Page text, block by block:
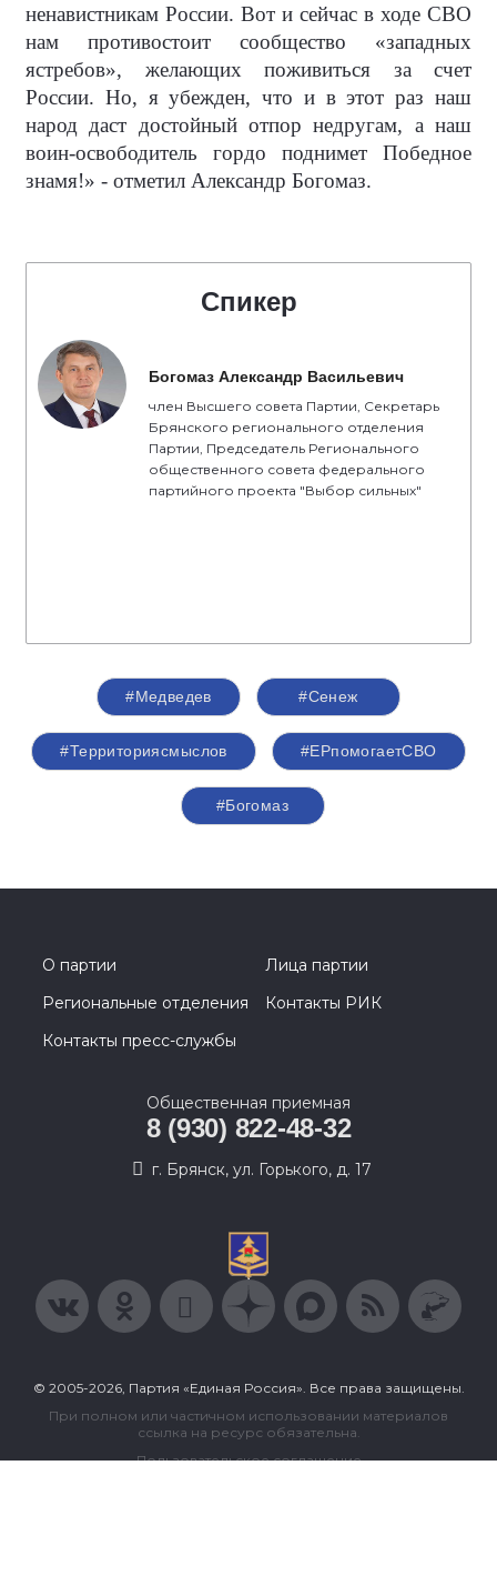
ненавистникам России. Вот и сейчас в ходе СВО
нам противостоит сообщество «западных
ястребов», желающих поживиться за счет
России. Но, я убежден, что и в этот раз наш
народ даст достойный отпор недругам, а наш
воин-освободитель гордо поднимет Победное
знамя!» - отметил Александр Богомаз.
Спикер
Богомаз Александр Васильевич
член Высшего совета Партии, Секретарь
Брянского регионального отделения
Партии, Председатель Регионального
общественного совета федерального
партийного проекта "Выбор сильных"
#Медведев #Сенеж
#Территориясмыслов #ЕРпомогаетСВО
#Богомаз
О партии
Лица партии
Региональные отделения
Контакты РИК
Контакты пресс-службы
Общественная приемная
8 (930) 822-48-32
г. Брянск, ул. Горького, д. 17
© 2005-2026, Партия «Единая Россия». Все права защищены.
При полном или частичном использовании материалов
ссылка на ресурс обязательна.
Пользовательское соглашение